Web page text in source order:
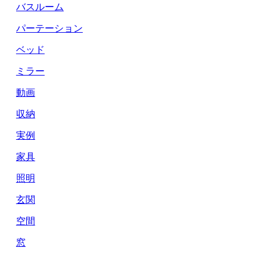
バスルーム
パーテーション
ベッド
ミラー
動画
収納
実例
家具
照明
玄関
空間
窓